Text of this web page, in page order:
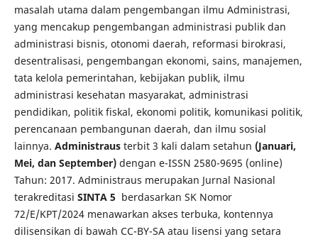
masalah utama dalam pengembangan ilmu Administrasi,
yang mencakup pengembangan administrasi publik dan
administrasi bisnis, otonomi daerah, reformasi birokrasi,
desentralisasi, pengembangan ekonomi, sains, manajemen,
tata kelola pemerintahan, kebijakan publik, ilmu
administrasi kesehatan masyarakat, administrasi
pendidikan, politik fiskal, ekonomi politik, komunikasi politik,
perencanaan pembangunan daerah, dan ilmu sosial
lainnya. Administrausterbit 3 kali dalam setahun (Januari,
Mei, dan September)dengan e-ISSN 2580-9695 (online)
Tahun: 2017. Administraus merupakan Jurnal Nasional
terakreditasi SINTA 5 berdasarkan SK Nomor
72/E/KPT/2024 menawarkan akses terbuka, kontennya
dilisensikan di bawah CC-BY-SA atau lisensi yang setara